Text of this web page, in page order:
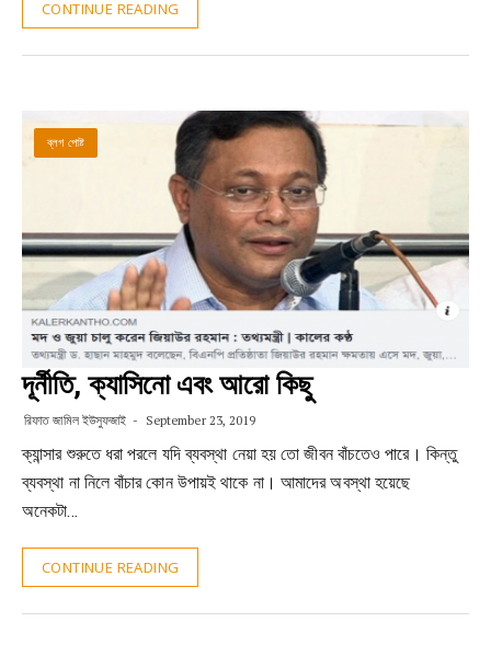
CONTINUE READING
ব্লগ পোষ্ট
দূর্নীতি, ক্যাসিনো এবং আরো কিছু
রিফাত জামিল ইউসুফজাই September 23, 2019
ক্যান্সার শুরুতে ধরা পরলে যদি ব্যবস্থা নেয়া হয় তো জীবন বাঁচতেও পারে। কিন্তু
ব্যবস্থা না নিলে বাঁচার কোন উপায়ই থাকে না। আমাদের অবস্থা হয়েছে
অনেকটা…
CONTINUE READING